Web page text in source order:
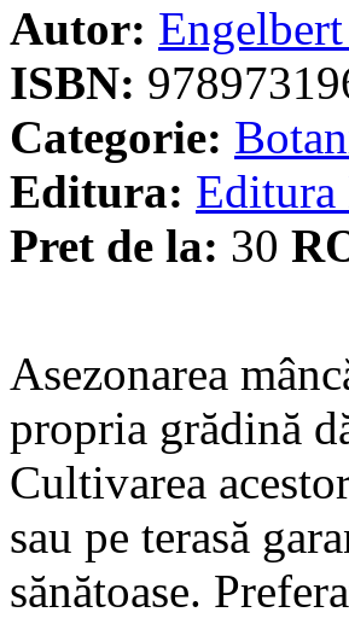
Autor:
ISBN:
Categorie:
Editura:
Pret de la: 30
Asezonarea
propria grădină
Cultivarea
sau pe terasă
sănătoase.